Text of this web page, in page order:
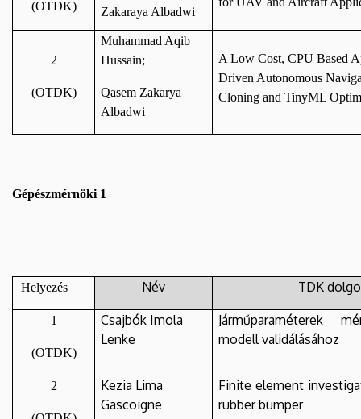
(OTDK) Zakaraya Albadwi
2
(OTDK)
Muhammad Aqib
Hussain;
Qasem Zakarya
Albadwi
A Low Cost, CPU Based
Driven Autonomous
Cloning and TinyML
Gépészmérnöki 1
Helyezés Név TDK
1
(OTDK)
Csajbók Imola
Lenke
Járműparaméterek
modell validálásához
2
Kezia Lima
Gascoigne
Finite element
rubber bumper